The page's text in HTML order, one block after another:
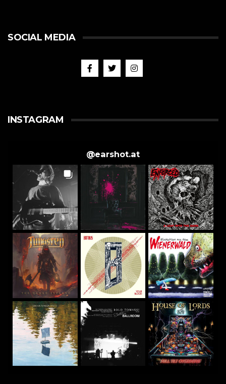
SOCIAL MEDIA
INSTAGRAM
@earshot.at